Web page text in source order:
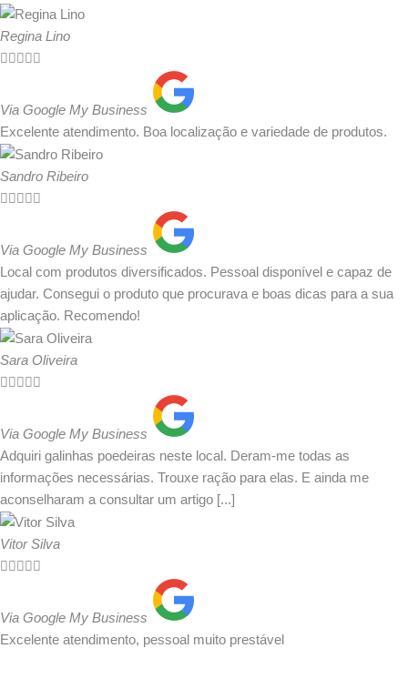
Regina Lino
    
Via Google My Business
Excelente atendimento. Boa localização e variedade de produtos.
Sandro Ribeiro
    
Via Google My Business
Local com produtos diversificados. Pessoal disponível e capaz de
ajudar. Consegui o produto que procurava e boas dicas para a sua
aplicação. Recomendo!
Sara Oliveira
    
Via Google My Business
Adquiri galinhas poedeiras neste local. Deram-me todas as
informações necessárias. Trouxe ração para elas. E ainda me
aconselharam a consultar um artigo [...]
Vitor Silva
    
Via Google My Business
Excelente atendimento, pessoal muito prestável